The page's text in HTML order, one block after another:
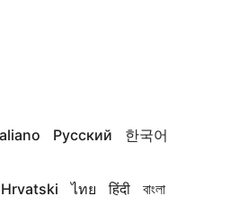
Русский 한국어
Hrvatski ไทย हिंदी বাংলা